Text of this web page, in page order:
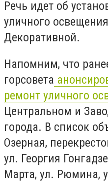
Речь идет об
уличного
Декоративной.
Напомним, что
горсовета
ремонт уличного
Центральном и
города. В список
Озерная,
ул. Георгия
Марта, ул. Рюмина,